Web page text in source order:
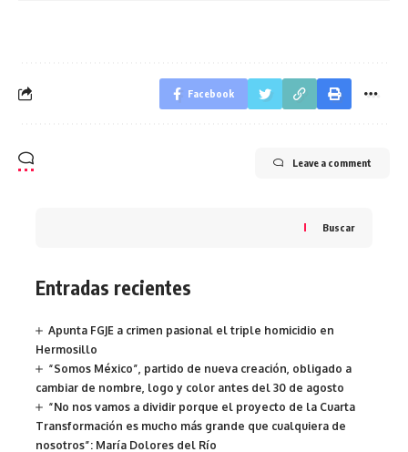
Facebook
Leave a comment
Buscar
Entradas recientes
Apunta FGJE a crimen pasional el triple homicidio en
Hermosillo
“Somos México”, partido de nueva creación, obligado a
cambiar de nombre, logo y color antes del 30 de agosto
“No nos vamos a dividir porque el proyecto de la Cuarta
Transformación es mucho más grande que cualquiera de
nosotros”: María Dolores del Río